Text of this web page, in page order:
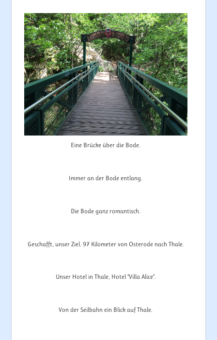
Eine Brücke über die Bode.
Immer an der Bode entlang.
Die Bode ganz romantisch.
Geschafft, unser Ziel. 97 Kilometer von Osterode nach Thale.
Unser Hotel in Thale, Hotel “Villa Alice”.
Von der Seilbahn ein Blick auf Thale.